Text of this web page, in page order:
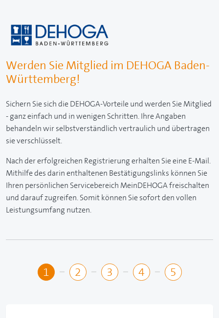
Werden Sie Mitglied im DEHOGA Baden-
Württemberg!
Sichern Sie sich die DEHOGA-Vorteile und werden Sie Mitglied
- ganz einfach und in wenigen Schritten. Ihre Angaben
behandeln wir selbstverständlich vertraulich und übertragen
sie verschlüsselt.
Nach der erfolgreichen Registrierung erhalten Sie eine E-Mail.
Mithilfe des darin enthaltenen Bestätigungslinks können Sie
Ihren persönlichen Servicebereich MeinDEHOGA freischalten
und darauf zugreifen. Somit können Sie sofort den vollen
Leistungsumfang nutzen.
1 2 3 4 5